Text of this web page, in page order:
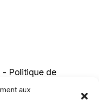
aux
- Politique de